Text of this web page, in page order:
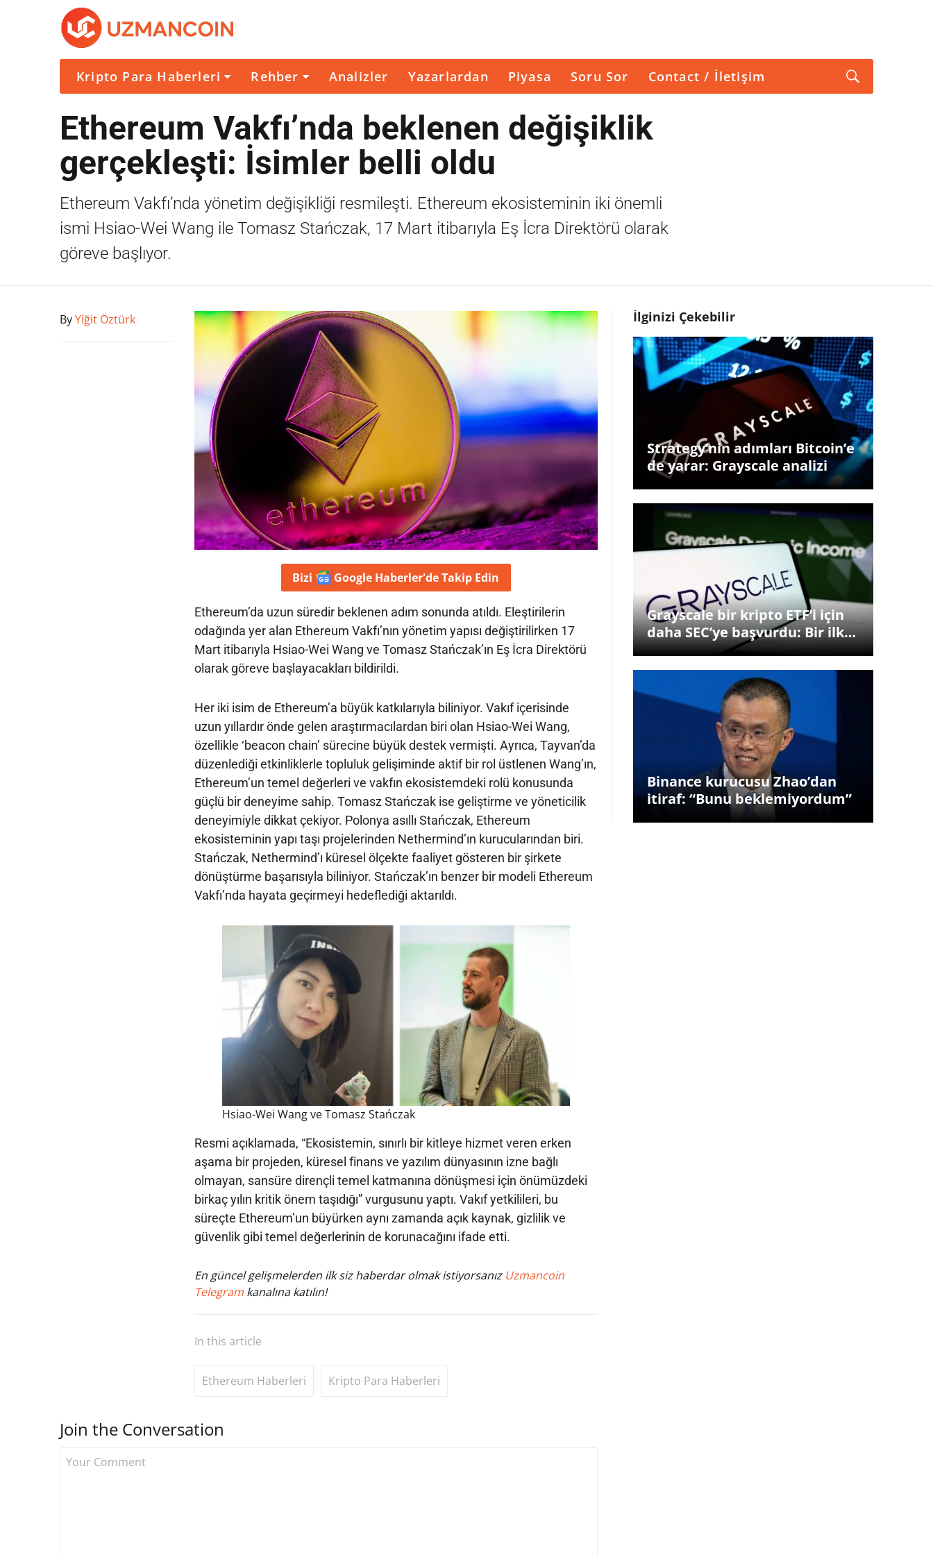
Kripto Para Haberleri Rehber Analizler Yazarlardan Piyasa Soru Sor Contact / İletişim
Ethereum Vakfı’nda beklenen değişiklik
gerçekleşti: İsimler belli oldu
Ethereum Vakfı’nda yönetim değişikliği resmileşti. Ethereum ekosisteminin iki önemli
ismi Hsiao-Wei Wang ile Tomasz Stańczak, 17 Mart itibarıyla Eş İcra Direktörü olarak
göreve başlıyor.
ByYiğit Öztürk
Bizi Google Haberler'deTakip Edin
Ethereum’da uzun süredir beklenen adım sonunda atıldı. Eleştirilerin
odağında yer alan Ethereum Vakfı’nın yönetim yapısı değiştirilirken 17
Mart itibarıyla Hsiao-Wei Wang ve Tomasz Stańczak’ın Eş İcra Direktörü
olarak göreve başlayacakları bildirildi.
Her iki isim de Ethereum’a büyük katkılarıyla biliniyor. Vakıf içerisinde
uzun yıllardır önde gelen araştırmacılardan biri olan Hsiao-Wei Wang,
özellikle ‘beacon chain’ sürecine büyük destek vermişti. Ayrıca, Tayvan’da
düzenlediği etkinliklerle topluluk gelişiminde aktif bir rol üstlenen Wang’ın,
Ethereum’un temel değerleri ve vakfın ekosistemdeki rolü konusunda
güçlü bir deneyime sahip. Tomasz Stańczak ise geliştirme ve yöneticilik
deneyimiyle dikkat çekiyor. Polonya asıllı Stańczak, Ethereum
ekosisteminin yapı taşı projelerinden Nethermind’ın kurucularından biri.
Stańczak, Nethermind’ı küresel ölçekte faaliyet gösteren bir şirkete
dönüştürme başarısıyla biliniyor. Stańczak’ın benzer bir modeli Ethereum
Vakfı’nda hayata geçirmeyi hedeflediği aktarıldı.
Hsiao-Wei Wang ve Tomasz Stańczak
Resmi açıklamada, “Ekosistemin, sınırlı bir kitleye hizmet veren erken
aşama bir projeden, küresel finans ve yazılım dünyasının izne bağlı
olmayan, sansüre dirençli temel katmanına dönüşmesi için önümüzdeki
birkaç yılın kritik önem taşıdığı” vurgusunu yaptı. Vakıf yetkilileri, bu
süreçte Ethereum’un büyürken aynı zamanda açık kaynak, gizlilik ve
güvenlik gibi temel değerlerinin de korunacağını ifade etti.
En güncel gelişmelerden ilk siz haberdar olmak istiyorsanız Uzmancoin
Telegram kanalına katılın!
In this article
Ethereum Haberleri Kripto Para Haberleri
Join the Conversation
İlginizi Çekebilir
Strategy’nin adımları Bitcoin’e
de yarar: Grayscale analizi
Grayscale bir kripto ETF’i için
daha SEC’ye başvurdu: Bir ilk…
Binance kurucusu Zhao’dan
itiraf: “Bunu beklemiyordum”